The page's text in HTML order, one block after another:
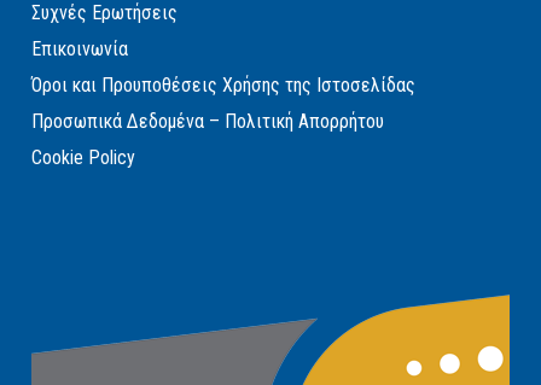
Συχνές Ερωτήσεις
Επικοινωνία
Όροι και Προυποθέσεις Χρήσης της Ιστοσελίδας
Προσωπικά Δεδομένα – Πολιτική Απορρήτου
Cookie Policy